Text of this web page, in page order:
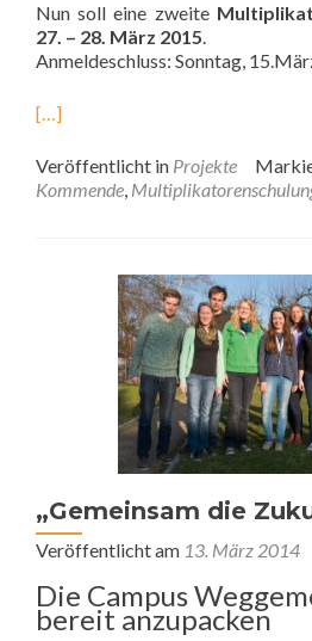
Nun soll eine zweite
27. – 28. März 2015.
Anmeldeschluss: Sonntag,
[…]
Veröffentlicht in Projekte
Kommende,
„Gemeinsam die
Veröffentlicht am 13. März 2014
Die Campus
bereit anzupacken